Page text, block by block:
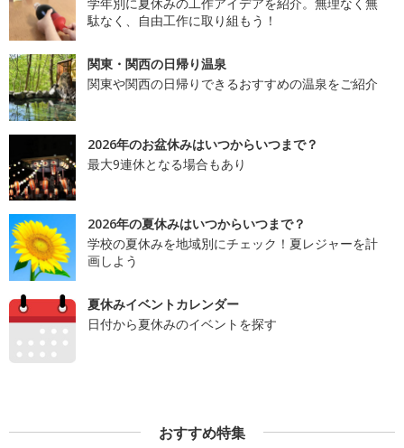
学年別に夏休みの工作アイデアを紹介。無理なく無
駄なく、自由工作に取り組もう！
関東・関西の日帰り温泉
関東や関西の日帰りできるおすすめの温泉をご紹介
2026年のお盆休みはいつからいつまで？
最大9連休となる場合もあり
2026年の夏休みはいつからいつまで？
学校の夏休みを地域別にチェック！夏レジャーを計
画しよう
夏休みイベントカレンダー
日付から夏休みのイベントを探す
おすすめ特集